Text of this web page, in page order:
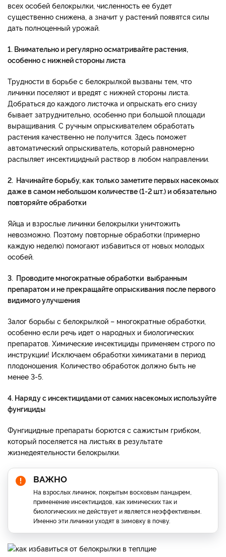
всех особей белокрылки, численность ее будет
существенно снижена, а значит у растений появятся силы
дать полноценный урожай.
1. Внимательно и регулярно осматривайте растения,
особенно с нижней стороны листа
Трудности в борьбе с белокрылкой вызваны тем, что
личинки поселяют и вредят с нижней стороны листа.
Добраться до каждого листочка и опрыскать его снизу
бывает затруднительно, особенно при большой площади
выращивания. С ручным опрыскивателем обработать
растения качественно не получится. Здесь поможет
автоматический опрыскиватель, который равномерно
распыляет инсектицидный раствор в любом направлении.
2. Начинайте борьбу, как только заметите первых насекомых
даже в самом небольшом количестве (1-2 шт.) и обязательно
повторяйте обработки
Яйца и взрослые личинки белокрылки уничтожить
невозможно. Поэтому повторные обработки (примерно
каждую неделю) помогают избавиться от новых молодых
особей.
3. Проводите многократные обработки выбранным
препаратом и не прекращайте опрыскивания после первого
видимого улучшения
Залог борьбы с белокрылкой – многократные обработки,
особенно если речь идет о народных и биологических
препаратов. Химические инсектициды применяем строго по
инструкции! Исключаем обработки химикатами в период
плодоношения. Количество обработок должно быть не
менее 3-5.
4. Наряду с инсектицидами от самих насекомых используйте
фунгициды
Фунгицидные препараты борются с сажистым грибком,
который поселяется на листьях в результате
жизнедеятельности белокрылки.
ВАЖНО
На взрослых личинок, покрытым восковым панцырем,
применение инсектицидов, как химических так и
биологических не действует и является неэффективным.
Именно эти личинки уходят в зимовку в почву.